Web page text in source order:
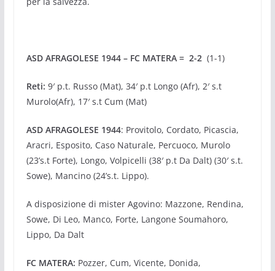
ASD AFRAGOLESE 1944 – FC MATERA = 2-2 (1-1)
Reti: 9′ p.t. Russo (Mat), 34′ p.t Longo (Afr), 2′ s.t
Murolo(Afr), 17′ s.t Cum (Mat)
ASD AFRAGOLESE 1944: Provitolo, Cordato, Picascia,
Aracri, Esposito, Caso Naturale, Percuoco, Murolo
(23’s.t Forte), Longo, Volpicelli (38′ p.t Da Dalt) (30′ s.t.
Sowe), Mancino (24’s.t. Lippo).
A disposizione di mister Agovino: Mazzone, Rendina,
Sowe, Di Leo, Manco, Forte, Langone Soumahoro,
Lippo, Da Dalt
FC MATERA: Pozzer, Cum, Vicente, Donida,